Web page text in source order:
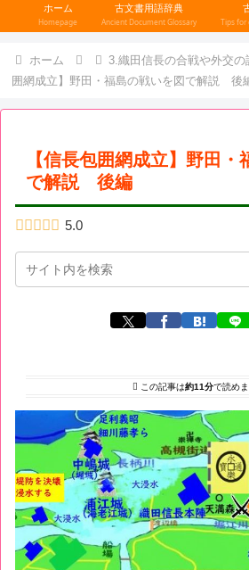
ホーム
Homepage
古文書用語辞典
Ancient Document Glossary Tips for
ホーム 3.織田信長の合戦や外交の
囲網成立】野田・福島の戦いを図で解説 後
【信長包囲網成立】野田・
で解説 後編
5.0
この記事は約11分で読めま